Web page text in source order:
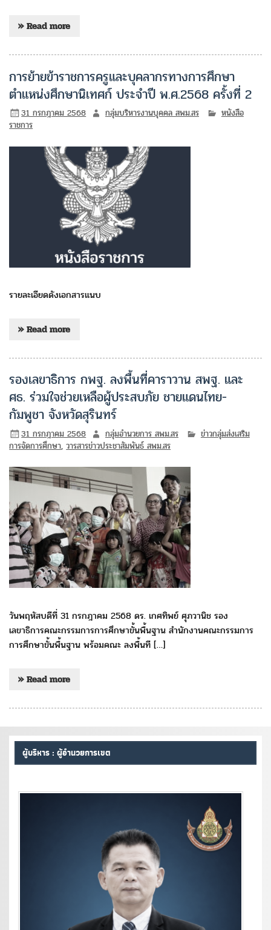
» Read more
การย้ายข้าราชการครูและบุคลากรทางการศึกษา
ตำแหน่งศึกษานิเทศก์ ประจำปี พ.ศ.2568 ครั้งที่ 2
31 กรกฎาคม 2568 กลุ่มบริหารงานบุคคล สพม.สร
หนังสือ
ราชการ
รายละเอียดดังเอกสารแนบ
» Read more
รองเลขาธิการ กพฐ. ลงพื้นที่คาราวาน สพฐ. และ
ศธ. ร่วมใจช่วยเหลือผู้ประสบภัย ชายแดนไทย-
กัมพูชา จังหวัดสุรินทร์
31 กรกฎาคม 2568 กลุ่มอำนวยการ สพม.สร
ข่าวกลุ่มส่งเสริม
การจัดการศึกษา,วารสารข่าวประชาสัมพันธ์ สพม.สร
วันพฤหัสบดีที่ 31 กรกฎาคม 2568 ดร. เกศทิพย์ ศุภวานิช รอง
เลขาธิการคณะกรรมการการศึกษาขั้นพื้นฐาน สำนักงานคณะกรรมการ
การศึกษาขั้นพื้นฐาน พร้อมคณะ ลงพื้นที […]
» Read more
ผู้บริหาร : ผู้อำนวยการเขต